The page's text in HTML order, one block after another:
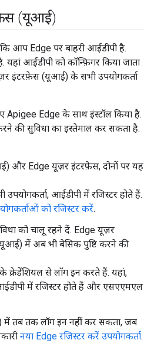
(यूआई)
आप Edge पर बाहरी आईडीपी है.
यहां आईडीपी को कॉन्फ़िगर किया जाता
इंटरफ़ेस (यूआई) के सभी उपयोगकर्ता
Edge के साथ इंस्टॉल किया है.
की सुविधा का इस्तेमाल कर सकता है.
और Edge यूज़र इंटरफ़ेस, दोनों पर यह
आईडीपी में रजिस्टर होते हैं.
को रजिस्टर करें.
को चालू रहने दें. Edge यूज़र
में अब भी बेसिक पुष्टि करने की
क्रेडेंशियल से लॉग इन करते हैं. यहां,
में रजिस्टर होते हैं और एसएएमएल
में तब तक लॉग इन नहीं कर सकता, जब
नया Edge रजिस्टर करें उपयोगकर्ता.